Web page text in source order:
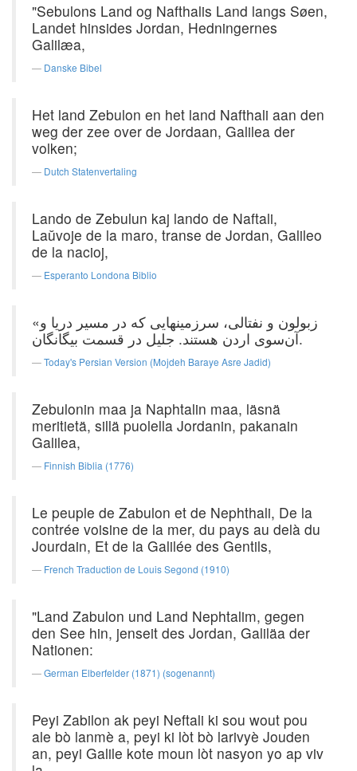
"Sebulons Land og Nafthalis Land langs Søen,
Landet hinsides Jordan, Hedningernes
Galilæa,
Danske Bibel
Het land Zebulon en het land Nafthali aan den
weg der zee over de Jordaan, Galilea der
volken;
Dutch Statenvertaling
Lando de Zebulun kaj lando de Naftali,
Laŭvoje de la maro, transe de Jordan, Galileo
de la nacioj,
Esperanto Londona Biblio
«زبولون و نفتالی، سرزمینهایی كه در مسیر دریا و
آن‌سوی اردن هستند. جلیل در قسمت بیگانگان.
Today's Persian Version (Mojdeh Baraye Asre Jadid)
Zebulonin maa ja Naphtalin maa, läsnä
meritietä, sillä puolella Jordanin, pakanain
Galilea,
Finnish Biblia (1776)
Le peuple de Zabulon et de Nephthali, De la
contrée voisine de la mer, du pays au delà du
Jourdain, Et de la Galilée des Gentils,
French Traduction de Louis Segond (1910)
"Land Zabulon und Land Nephtalim, gegen
den See hin, jenseit des Jordan, Galiläa der
Nationen:
German Elberfelder (1871) (sogenannt)
Peyi Zabilon ak peyi Neftali ki sou wout pou
ale bò lanmè a, peyi ki lòt bò larivyè Jouden
an, peyi Galile kote moun lòt nasyon yo ap viv